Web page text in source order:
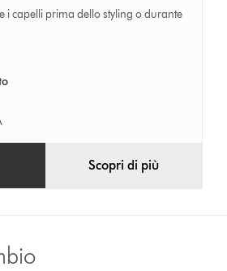
i capelli prima dello styling o durante
Scopri di più